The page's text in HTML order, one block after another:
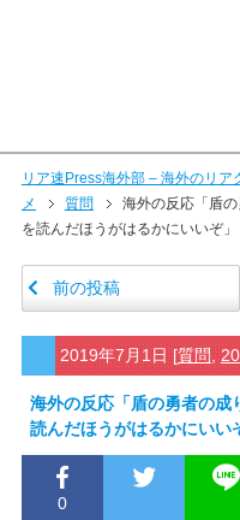
リア速Press海外部 – 海外のリア
メ
質問
海外の反応「盾
を読んだほうがはるかにいいぞ」
前の投稿
2019年7月1日 [質問,
海外の反応「盾の勇者の成
読んだほうがはるかにいい
0